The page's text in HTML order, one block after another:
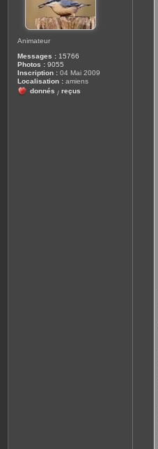
Animateur
Messages : 15766
Photos : 9055
Inscription : 04 Mai 2009
Localisation : amiens
donnés / reçus